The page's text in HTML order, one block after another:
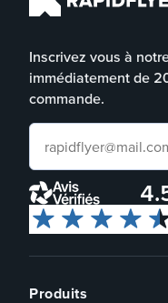
Inscrivez vous à
immédiatement de
commande.
Produits